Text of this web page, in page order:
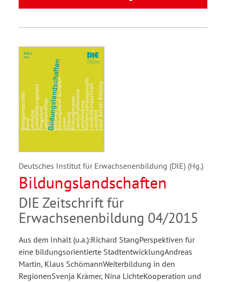
Deutsches Institut für Erwachsenenbildung (DIE) (Hg.)
Bildungslandschaften
DIE Zeitschrift für
Erwachsenenbildung 04/2015
Aus dem Inhalt (u.a.):Richard StangPerspektiven für
eine bildungsorientierte StadtentwicklungAndreas
Martin, Klaus SchömannWeiterbildung in den
RegionenSvenja Krämer, Nina LichteKooperation und